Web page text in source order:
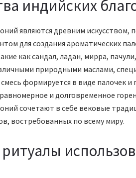
индийских
являются древним искусством,
для создания ароматических
как сандал, ладан, мирра,
природными маслами,
формируется в виде палочек и
и долговременное
сочетают в себе вековые
востребованных по всему миру.